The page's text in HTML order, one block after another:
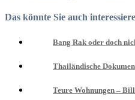
Das könnte Sie auch
Bang Rak oder doch
Thailändische
Teure Wohnungen –